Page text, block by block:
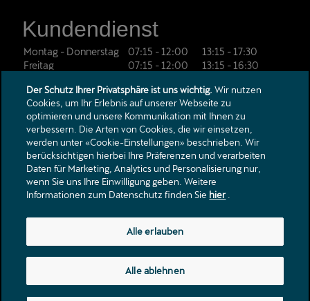
Kundendienst
Montag - Donnerstag 07:15 - 12:00 13:15 - 17:30
Freitag
07:15 - 12:00 13:15 - 16:30
Autovermietung
Montag - Donnerstag 07:15 12:00 13:15
17:30
Freitag
07:15-12:00 13:15-16:30
Samstag - Sonntag
geschlossen
Elektroladestelle
07:15 -12:00
Waschanlage
Der Schutz Ihrer Privatsphäre ist uns wichtig. Wir nutzen
Cookies, um Ihr Erlebnis auf unserer Webseite zu
optimieren und unsere Kommunikation mit Ihnen zu
verbessern. Die Arten von Cookies, die wir einsetzen,
werden unter «Cookie-Einstellungen» beschrieben. Wir
berücksichtigen hierbei Ihre Präferenzen und verarbeiten
Daten für Marketing, Analytics und Personalisierung nur,
wenn Sie uns Ihre Einwilligung geben. Weitere
Informationen zum Datenschutz finden Sie hier.
Alle ablehnen
Alle erlauben